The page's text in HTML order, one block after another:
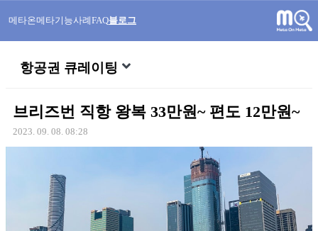
메타온메타기능사례FAQ블로그
항공권 큐레이팅
브리즈번 직항 왕복 33만원~ 편도 12만원~
2023. 09. 08. 08:28